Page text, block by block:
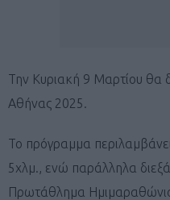
Την Κυριακή 9 Μαρτίου θα
Αθήνας 2025.
Το πρόγραμμα
5χλμ., ενώ παράλληλα
Πρωτάθλημα